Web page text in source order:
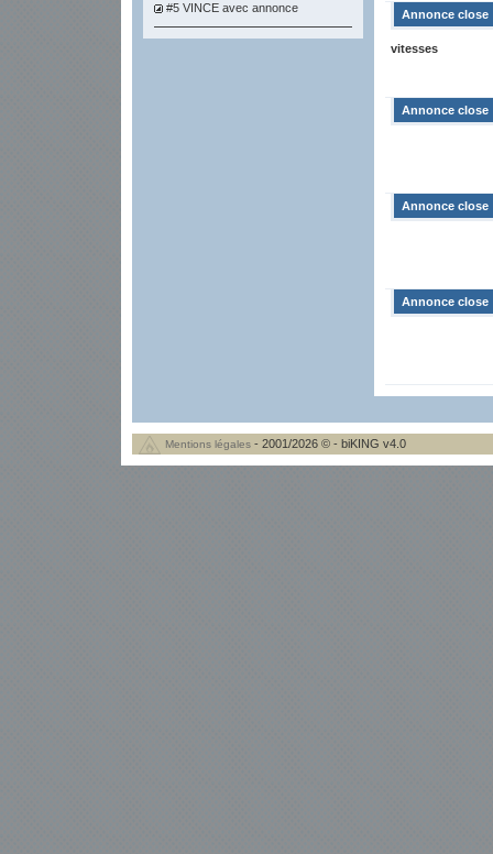
#5 VINCE avec annonce Annonce close
vitesses
Annonce close
Annonce close
Annonce close
Mentions légales - 2001/2026 © - biKING v4.0